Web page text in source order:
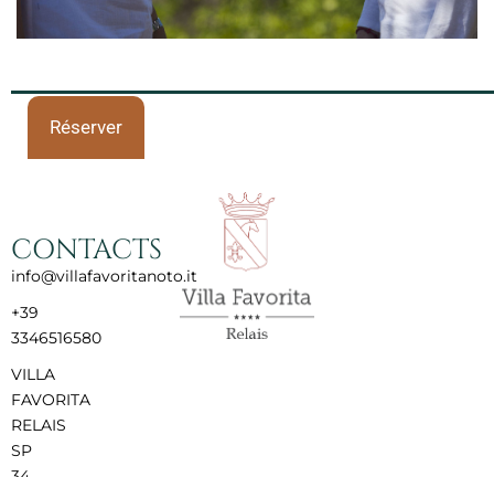
Réserver
CONTACTS
info@villafavoritanoto.it
+39
3346516580
VILLA
FAVORITA
RELAIS
SP